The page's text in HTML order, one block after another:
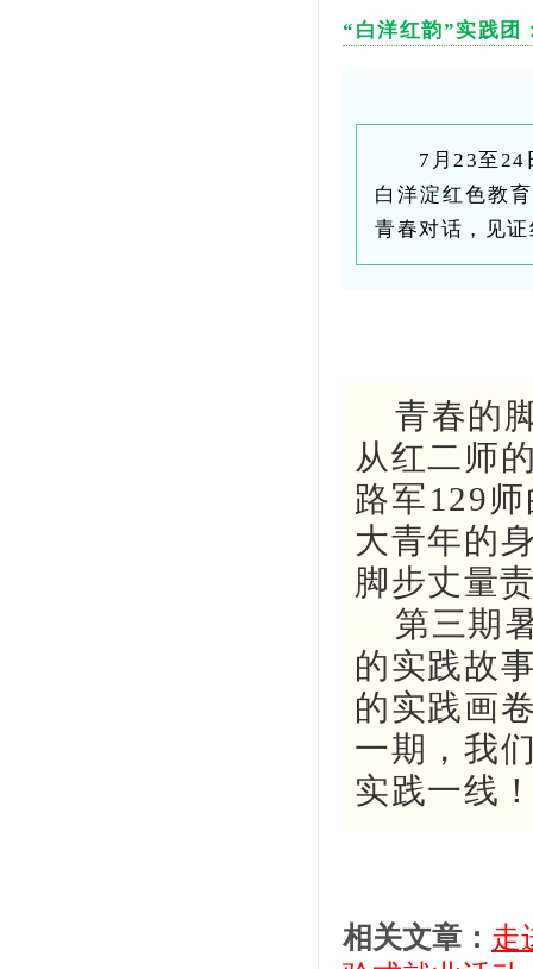
“白洋红韵”实践团
7月23至24
白洋淀红色教
青春对话，见
青春的
从红二师
路军129
大青年的
脚步丈量
第三期
的实践故
的实践画
一期，我
实践一线
相关文章： 走